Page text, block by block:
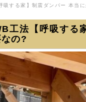
吸する家】制震ダンパー 本当
工法【呼吸する
の?